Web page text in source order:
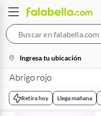
location-
icon
Ingresa tu ubicación
Abrigo rojo
Retira hoy Llega mañana